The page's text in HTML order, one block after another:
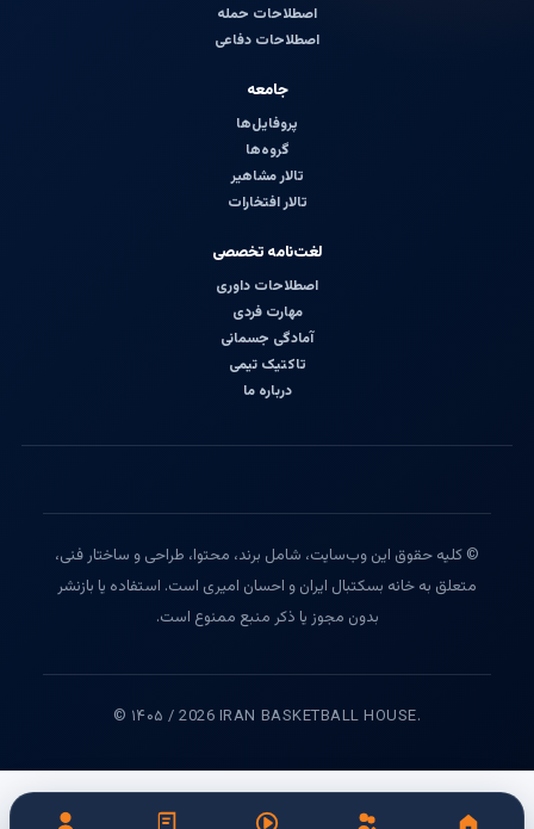
اصطلاحات حمله
اصطلاحات دفاعی
جامعه
پروفایل‌ها
گروه‌ها
تالار مشاهیر
تالار افتخارات
لغت‌نامه تخصصی
اصطلاحات داوری
مهارت فردی
آمادگی جسمانی
تاکتیک تیمی
درباره ما
© کلیه حقوق این وب‌سایت، شامل برند، محتوا، طراحی و ساختار فنی،
متعلق به خانه بسکتبال ایران و احسان امیری است. استفاده یا بازنشر
بدون مجوز یا ذکر منبع ممنوع است.
© ۱۴۰۵ / 2026 IRAN BASKETBALL HOUSE.